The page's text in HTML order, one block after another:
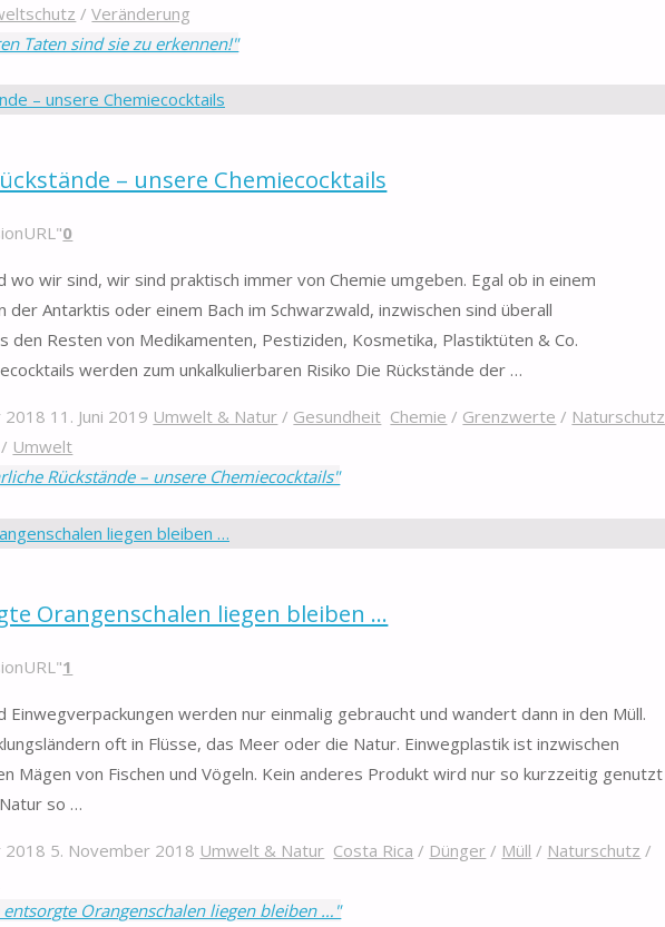
/Veränderung
Taten sind sie zu erkennen!"
– unsere Chemiecocktails
0
wo wir sind, wir sind praktisch immer von Chemie umgeben. Egal ob in einem
der Antarktis oder einem Bach im Schwarzwald, inzwischen sind überall
den Resten von Medikamenten, Pestiziden, Kosmetika, Plastiktüten & Co.
werden zum unkalkulierbaren Risiko Die Rückstände der …
2018 11. Juni 2019 Umwelt & Natur / Gesundheit Chemie / Grenzwerte / Naturschutz
/ Umwelt
Rückstände – unsere Chemiecocktails"
Orangenschalen liegen bleiben …
1
Einwegverpackungen werden nur einmalig gebraucht und wandert dann in den Müll.
oft in Flüsse, das Meer oder die Natur. Einwegplastik ist inzwischen
Mägen von Fischen und Vögeln. Kein anderes Produkt wird nur so kurzzeitig genutzt
so …
2018 5. November 2018 Umwelt & Natur Costa Rica / Dünger / Müll / Naturschutz /
entsorgte Orangenschalen liegen bleiben …"